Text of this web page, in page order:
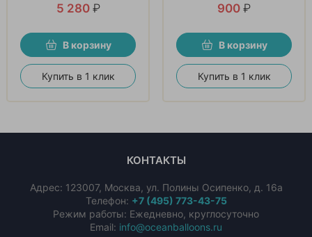
5 280 ₽
В корзину
Купить в 1 клик
900 ₽
В корзину
Купить в 1 клик
КОНТАКТЫ
Адрес: 123007, Москва, ул. Полины Осипенко, д. 16а
Телефон: +7 (495) 773-43-75
Режим работы: Ежедневно, круглосуточно
Email: info@oceanballoons.ru